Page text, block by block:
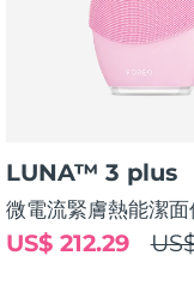
LUNA™ 3 plus
微電流緊膚熱能潔面
US$ 212.29